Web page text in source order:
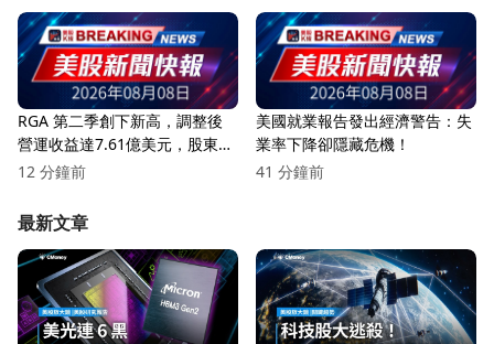
RGA 第二季創下新高，調整後
營運收益達7.61億美元，股東回
報持續增強！
12 分鐘前
美國就業報告發出經濟警告：失
業率下降卻隱藏危機！
41 分鐘前
最新文章